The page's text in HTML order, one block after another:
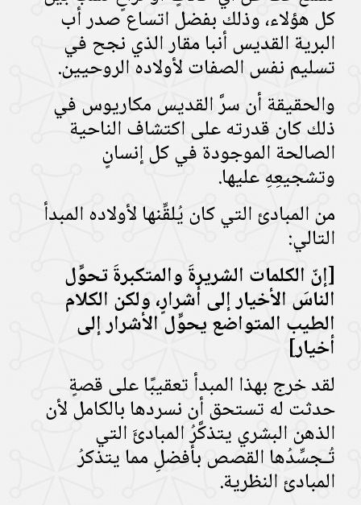
كل هؤلاء، وذلك بفضل اتساع صدر أب
البرية القديس أنبا مقار الذي نجح في
تسليم نفس الصفات لأولاده الروحيين.
والحقيقة أن سرَّ القديس مكاريوس في
ذلك كان قدرته على اكتشاف الناحية
الصالحة الموجودة في كل إنسانٍ
وتشجيعِهِ عليها.
من المبادئ التي كان يُلقِّنها لأولاده المبدأ
التالي:
[إنّ الكلمات الشريرةَ والمتكبرةَ تحوِّل
الناسَ الأخيار إلى أشرارٍ، ولكن الكلام
الطيب المتواضع يحوِّل الأشرار إلى
أخيار]
لقد خرج بهذا المبدأ تعقيبًا على قصةٍ
حدثت له تستحق أن نسردها بالكامل لأن
الذهن البشري يتذكَّرُ المبادئَ التي
تُـجسِّدُها القصص بأفضلِ مما يتذكرُ
المبادئ النظرية.